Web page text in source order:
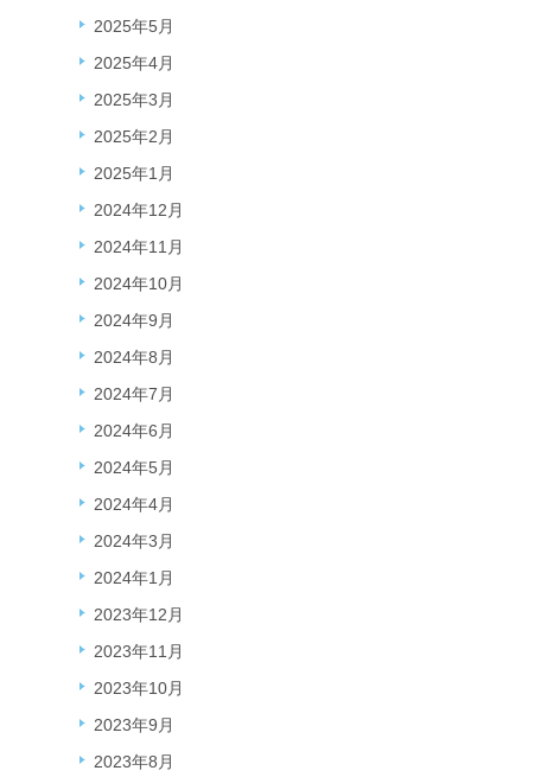
2025年5月
2025年4月
2025年3月
2025年2月
2025年1月
2024年12月
2024年11月
2024年10月
2024年9月
2024年8月
2024年7月
2024年6月
2024年5月
2024年4月
2024年3月
2024年1月
2023年12月
2023年11月
2023年10月
2023年9月
2023年8月